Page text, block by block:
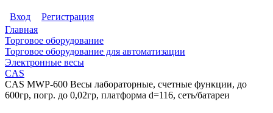
Вход
Регистрация
Главная
Торговое оборудование
Торговое оборудование для автоматизации
Электронные весы
CAS
CAS MWP-600 Весы лабораторные, счетные функции, до
600гр, погр. до 0,02гр, платформа d=116, сеть/батареи